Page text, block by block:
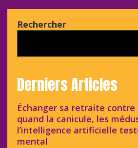
Rechercher
Derniers Articles
Échanger sa retraite
quand la canicule, les
l’intelligence artificielle
mental